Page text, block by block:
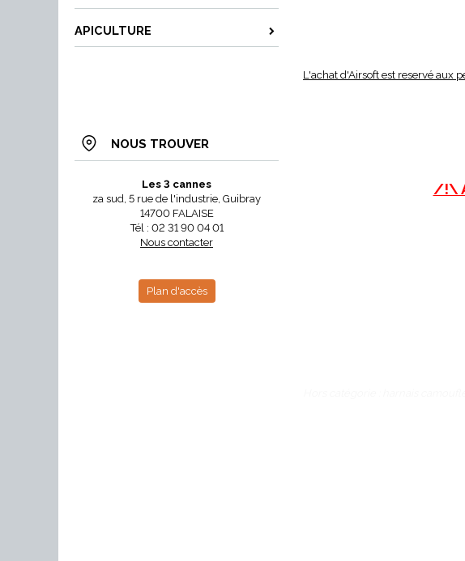
APICULTURE
NOUS TROUVER
Les 3 cannes
za sud, 5 rue de l'industrie, Guibray
14700 FALAISE
Tél : 02 31 90 04 01
Nous contacter
Plan d'accès
L'achat d'Airsoft est reservé aux
/!\